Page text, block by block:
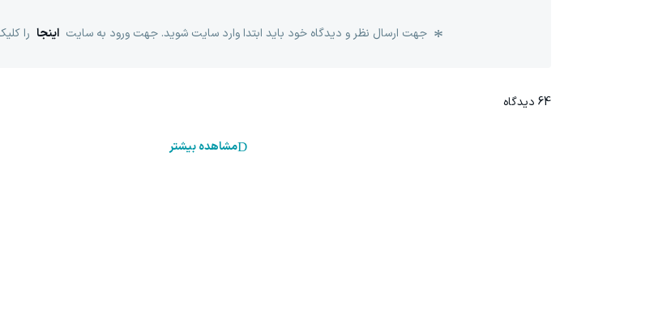
جهت ارسال نظر و دیدگاه خود باید ابتدا وارد سایت شوید. جهت ورود به سایت اینجا را
64 دیدگاه
مشاهده بیشتر